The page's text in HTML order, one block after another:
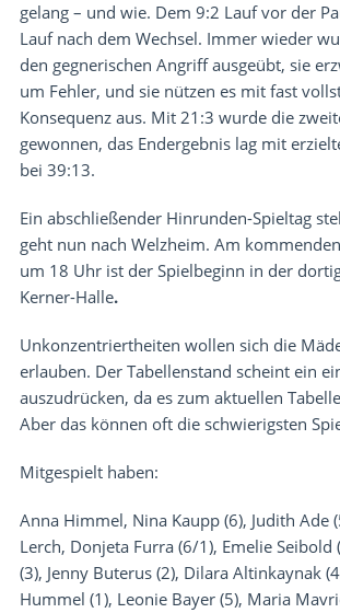
gelang – und wie. Dem 9:2 Lauf vor der
Lauf nach dem Wechsel. Immer wieder
den gegnerischen Angriff ausgeübt, sie
um Fehler, und sie nützen es mit fast
Konsequenz aus. Mit 21:3 wurde die
gewonnen, das Endergebnis lag mit
bei 39:13.
Ein abschließender Hinrunden-Spieltag
geht nun nach Welzheim. Am
um 18 Uhr ist der Spielbeginn in der
Kerner-Halle.
Unkonzentriertheiten wollen sich die
erlauben. Der Tabellenstand scheint ein
auszudrücken, da es zum aktuellen
Aber das können oft die schwierigsten
Mitgespielt haben:
Anna Himmel, Nina Kaupp (6), Judith Ade
Lerch, Donjeta Furra (6/1), Emelie Seibold
(3), Jenny Buterus (2), Dilara Altinkaynak
Hummel (1), Leonie Bayer (5), Maria